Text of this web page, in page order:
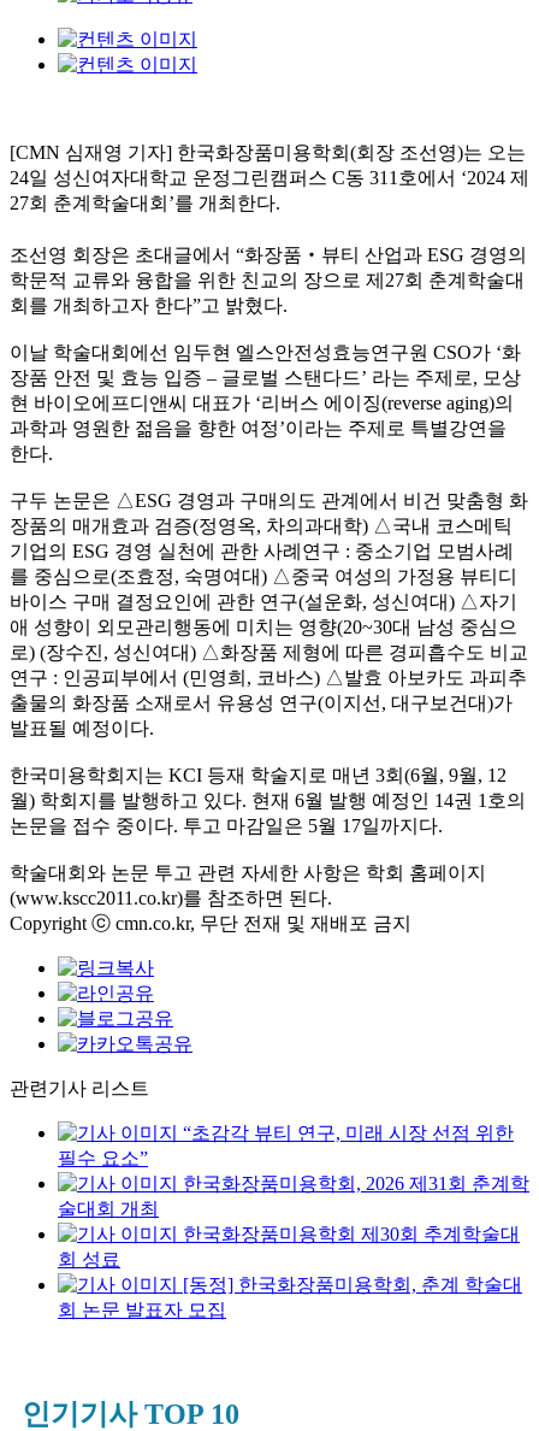
[CMN 심재영 기자] 한국화장품미용학회 (회장 조선영)는 오는
24일 성신여자대학교 운정그린캠퍼스 C동 311 호에서 ‘2024 제
27회 춘계학술대회 ’를 개최한다.
조선영 회장은 초대글에서 “화장품 ‧ 뷰티 산업과 ESG 경영의
학문적 교류와 융합을 위한 친교의 장으로 제 27회 춘계학술대
회를 개최하고자 한다”고 밝혔다.
이날 학술대회에선 임두현 엘스안전성효능연구원 CSO가 ‘화
장품 안전 및 효능 입증 – 글로벌 스탠다드’ 라는 주제로, 모상
현 바이오에프디앤씨 대표가 ‘리버스 에이징(reverse aging)의
과학과 영원한 젊음을 향한 여정’이라는 주제로 특별강연을
한다.
구두 논문은 △ESG 경영과 구매의도 관계에서 비건 맞춤형 화
장품의 매개효과 검증(정영옥, 차의과대학) △국내 코스메틱
기업의 ESG 경영 실천에 관한 사례연구 : 중소기업 모범사례
를 중심으로(조효정, 숙명여대) △중국 여성의 가정용 뷰티디
바이스 구매 결정요인에 관한 연구(설운화, 성신여대) △자기
애 성향이 외모관리행동에 미치는 영향(20~30대 남성 중심으
로) (장수진, 성신여대) △화장품 제형에 따른 경피흡수도 비교
연구 : 인공피부에서 (민영희 , 코바스) △발효 아보카도 과피추
출물의 화장품 소재로서 유용성 연구(이지선 , 대구보건대)가
발표될 예정이다.
한국미용학회지는 KCI 등재 학술지로 매년 3회 (6월, 9월, 12
월) 학회지를 발행하고 있다. 현재 6월 발행 예정인 14권 1 호의
논문을 접수 중이다. 투고 마감일은 5월 17일까지다.
학술대회와 논문 투고 관련 자세한 사항은 학회 홈페이지
(www.kscc2011.co.kr)를 참조하면 된다.
Copyright ⓒ cmn.co.kr, 무단 전재 및 재배포 금지
관련기사 리스트
“초감각 뷰티 연구, 미래 시장 선점 위한
필수 요소”
한국화장품미용학회, 2026 제31회 춘계학
술대회 개최
한국화장품미용학회 제30회 추계학술대
회 성료
[동정] 한국화장품미용학회, 춘계 학술대
회 논문 발표자 모집
인기기사 TOP 10